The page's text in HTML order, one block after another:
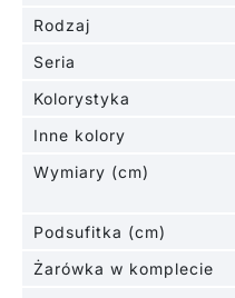
Rodzaj
Seria
Kolorystyka
Inne kolory
Wymiary (cm)
Podsufitka (cm)
Żarówka w komplecie